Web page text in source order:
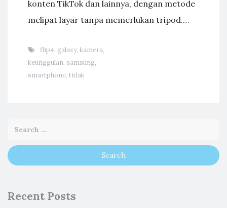
konten TikTok dan lainnya, dengan metode
melipat layar tanpa memerlukan tripod.…
flip4, galaxy, kamera,
keunggulan, samsung,
smartphone, tidak
Recent Posts